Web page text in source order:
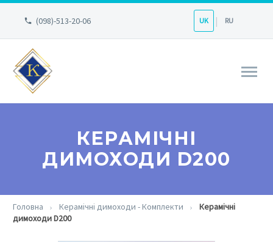
(098)-513-20-06 UK RU
КЕРАМІЧНІ
ДИМОХОДИ D200
Головна Керамічні димоходи - Комплекти
Керамічні
димоходи D200